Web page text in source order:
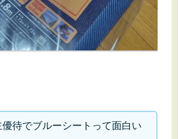
優待でブルーシートって面白い